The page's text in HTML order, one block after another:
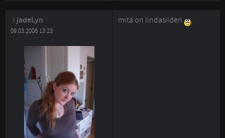
jadeLyn
09.03.2006 13:23
mitä on lindasiideri